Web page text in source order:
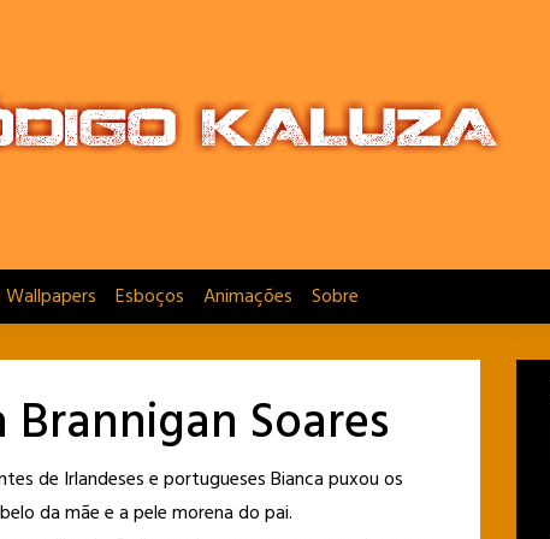
Esboços Animações Sobre
Brannigan Soares
de Irlandeses e portugueses Bianca puxou os
da mãe e a pele morena do pai.